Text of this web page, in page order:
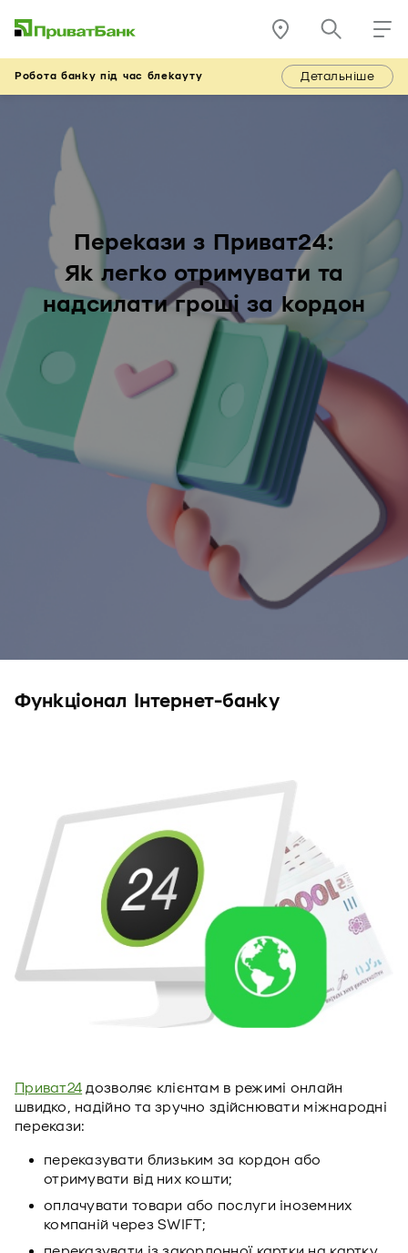
Робота банку під час блекауту Детальніше
Перекази з Приват24:
Як легко отримувати та
надсилати гроші за кордон
Функціонал Інтернет-банку
Приват24 дозволяє клієнтам в режимі онлайн
швидко, надійно та зручно здійснювати міжнародні
перекази:
переказувати близьким за кордон або
отримувати від них кошти;
оплачувати товари або послуги іноземних
компаній через SWIFT;